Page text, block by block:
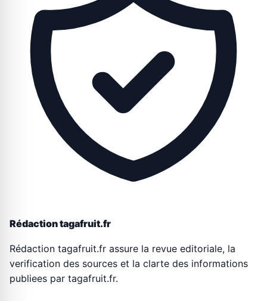
Rédaction tagafruit.fr
Rédaction tagafruit.fr assure la revue editoriale, la
verification des sources et la clarte des informations
publiees par tagafruit.fr.